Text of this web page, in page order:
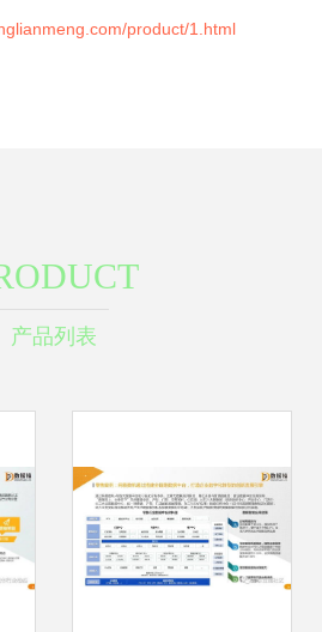
product/1.html
产品列表